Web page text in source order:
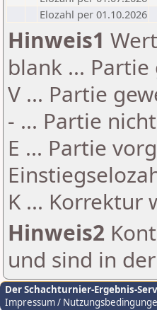
Elozahl per 01.10.2026
Hinweis1
blank ...
V ... Partie
- ... Partie
E ... Partie
K ... Korrektur
Hinweis2
und sind in
Der Schachturnier-Ergebnis-
Impressum /